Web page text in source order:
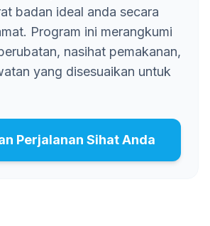
badan ideal anda secara
Program ini merangkumi
nasihat pemakanan,
yang disesuaikan untuk
Perjalanan Sihat Anda